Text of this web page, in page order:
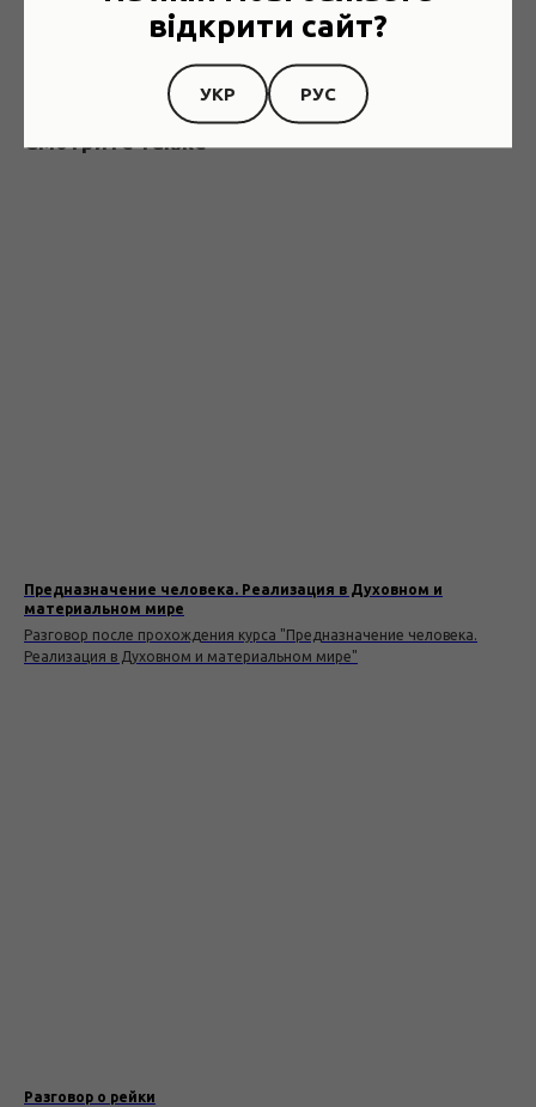
Смотрите также
Предназначение человека. Реализация в Духовном и
материальном мире
Разговор после прохождения курса "Предназначение человека.
Реализация в Духовном и материальном мире"
Разговор о рейки
відкрити сайт?
УКР РУС